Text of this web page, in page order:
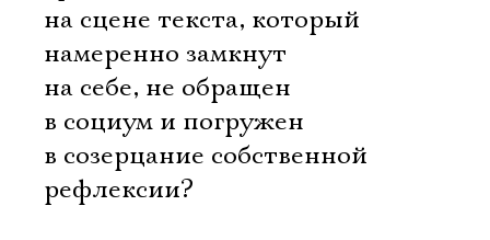
на сцене текста, который
намеренно замкнут
на себе, не обращен
в социум и погружен
в созерцание собственной
рефлексии?